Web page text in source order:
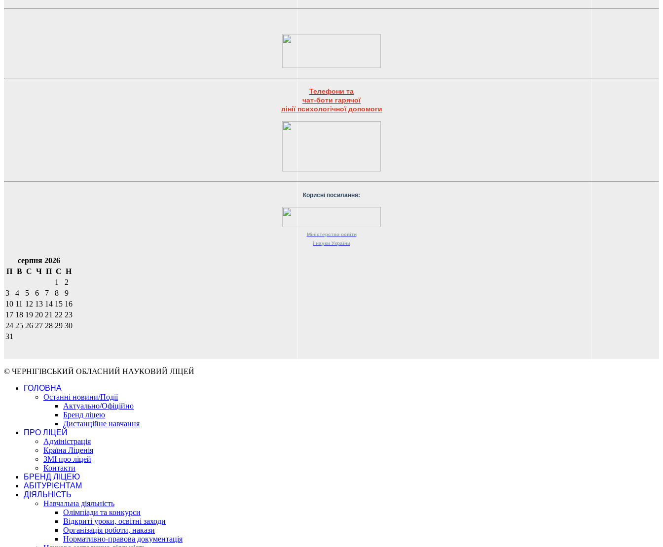
Телефони та
чат-боти гарячої
лінії психологічної допомоги
Корисні посилання:
Міністерство освіти
і науки України
серпня 2026
П В С Ч П С Н
1
2
3
4 5 6 7 8
9
10 11 12 13 14 15 16
17 18 19 20 21 22 23
24 25 26 27 28 29 30
31
© ЧЕРНІГІВСЬКИЙ ОБЛАСНИЙ НАУКОВИЙ ЛІЦЕЙ
ГОЛОВНА
Останні новини/Події
Актуально/Офіційно
Бренд ліцею
Дистанційне навчання
ПРО ЛІЦЕЙ
Адміністрація
Країна Ліценія
ЗМІ про ліцей
Контакти
БРЕНД ЛІЦЕЮ
АБІТУРІЄНТАМ
ДІЯЛЬНІСТЬ
Навчальна діяльність
Олімпіади та конкурси
Відкриті уроки, освітні заходи
Організація роботи, накази
Нормативно-правова документація